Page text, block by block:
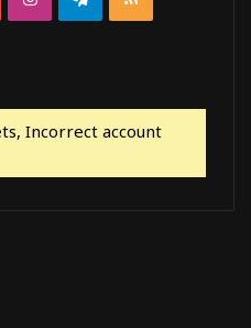
Incorrect account